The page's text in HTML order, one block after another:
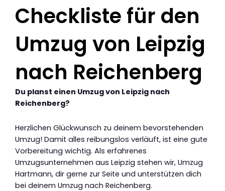
Checkliste für den
Umzug von Leipzig
nach Reichenberg
Du planst einen Umzug von Leipzig nach
Reichenberg?
Herzlichen Glückwunsch zu deinem bevorstehenden
Umzug! Damit alles reibungslos verläuft, ist eine gute
Vorbereitung wichtig. Als erfahrenes
Umzugsunternehmen aus Leipzig stehen wir, Umzug
Hartmann, dir gerne zur Seite und unterstützen dich
bei deinem Umzug nach Reichenberg.